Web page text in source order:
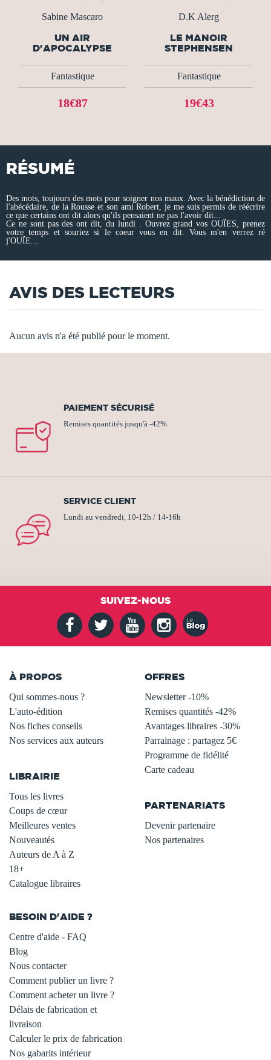
Sabine Mascaro
UN AIR
D'APOCALYPSE
Fantastique
18€87
D.K Alerg
LE MANOIR
STEPHENSEN
Fantastique
19€43
RÉSUMÉ
Des mots, toujours des mots pour soigner nos maux. Avec la bénédiction de
l'abécédaire, de la Rousse et son ami Robert, je me suis permis de réécrire
ce que certains ont dit alors qu'ils pensaient ne pas l'avoir dit...
Ce ne sont pas des ont dit, du lundi . Ouvrez grand vos OUÏES, prenez
votre temps et souriez si le coeur vous en dit. Vous m'en verrez ré
j'OUÏE...
AVIS DES LECTEURS
Aucun avis n'a été publié pour le moment.
PAIEMENT SÉCURISÉ
Remises quantités jusqu'à -42%
SERVICE CLIENT
Lundi au vendredi, 10-12h / 14-16h
SUIVEZ-NOUS
À PROPOS
Qui sommes-nous ?
L'auto-édition
Nos fiches conseils
Nos services aux auteurs
LIBRAIRIE
Tous les livres
Coups de cœur
Meilleures ventes
Nouveautés
Auteurs de A à Z
18+
Catalogue libraires
OFFRES
Newsletter -10%
Remises quantités -42%
Avantages libraires -30%
Parrainage : partagez 5€
Programme de fidélité
Carte cadeau
PARTENARIATS
Devenir partenaire
Nos partenaires
BESOIN D'AIDE ?
Centre d'aide - FAQ
Blog
Nous contacter
Comment publier un livre ?
Comment acheter un livre ?
Délais de fabrication et
livraison
Calculer le prix de fabrication
Nos gabarits intérieur